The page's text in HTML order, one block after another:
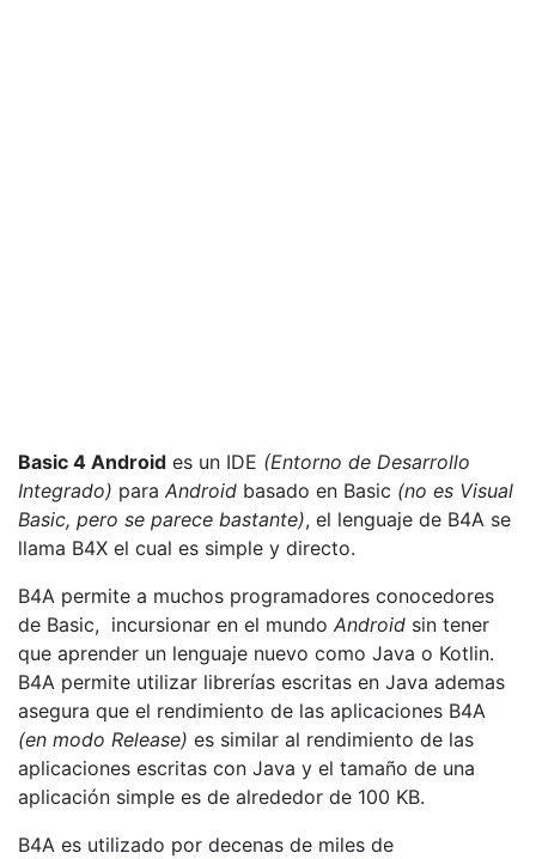
Basic 4 Android es un IDE (Entorno de Desarrollo
Integrado) para Android basado en Basic (no es Visual
Basic, pero se parece bastante), el lenguaje de B4A se
llama B4X el cual es simple y directo.
B4A permite a muchos programadores conocedores
de Basic, incursionar en el mundo Android sin tener
que aprender un lenguaje nuevo como Java o Kotlin.
B4A permite utilizar librerías escritas en Java ademas
asegura que el rendimiento de las aplicaciones B4A
(en modo Release) es similar al rendimiento de las
aplicaciones escritas con Java y el tamaño de una
aplicación simple es de alrededor de 100 KB.
B4A es utilizado por decenas de miles de